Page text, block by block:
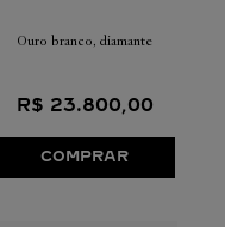
Ouro branco, diamante
R$ 23.800,00
COMPRAR